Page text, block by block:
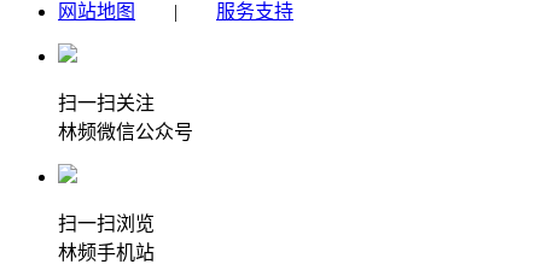
网站地图
| 服务支持
扫一扫关注
林频微信公众号
扫一扫浏览
林频手机站